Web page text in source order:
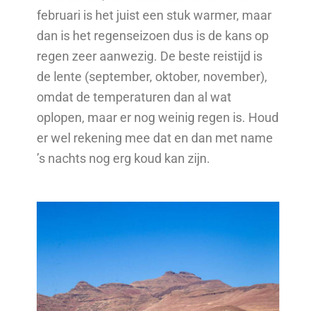
februari is het juist een stuk warmer, maar
dan is het regenseizoen dus is de kans op
regen zeer aanwezig. De beste reistijd is
de lente (september, oktober, november),
omdat de temperaturen dan al wat
oplopen, maar er nog weinig regen is. Houd
er wel rekening mee dat en dan met name
’s nachts nog erg koud kan zijn.